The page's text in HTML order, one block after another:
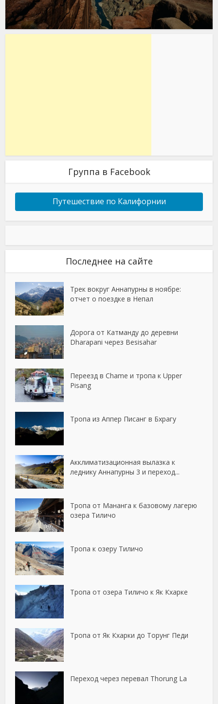
Группа в Facebook
Путешествие по Калифорнии
Последнее на сайте
Трек вокруг Аннапурны в ноябре:
отчет о поездке в Непал
Дорога от Катманду до деревни
Dharapani через Besisahar
Переезд в Chame и тропа к Upper
Pisang
Тропа из Аппер Писанг в Бхрагу
Акклиматизационная вылазка к
леднику Аннапурны 3 и переход...
Тропа от Мананга к базовому лагерю
озера Тиличо
Тропа к озеру Тиличо
Тропа от озера Тиличо к Як Кхарке
Тропа от Як Кхарки до Торунг Педи
Переход через перевал Thorung La